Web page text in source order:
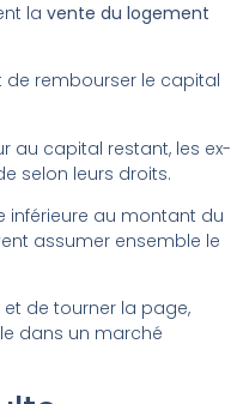
la vente du logement
de rembourser le capital
au capital restant, les ex-
selon leurs droits.
inférieure au montant du
assumer ensemble le
de tourner la page,
dans un marché